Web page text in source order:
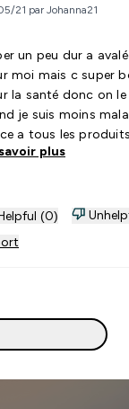
21 par Johanna21
un peu dur a
moi mais c super
la santé donc on le
je suis moins
a tous les
vous entre la
mon état général.
plus
(0)